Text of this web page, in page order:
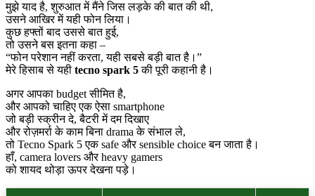
मुझे याद है, शुरुआत में मैंने जिस लड़के की बात की थी,
उसने आखिर में यही फोन लिया।
कुछ हफ्तों बाद उससे बात हुई,
तो उसने बस इतना कहा –
“फोन परेशान नहीं करता, यही सबसे बड़ी बात है।”
मेरे हिसाब से यही tecno spark 5की पूरी कहानी है।
अगर आपका budget सीमित है,
और आपको चाहिए एक ऐसा smartphone
जो बड़ी स्क्रीन दे, बैटरी में दम दिखाए
और रोज़मर्रा के काम बिना drama के संभाल ले,
तो Tecno Spark 5 एक safe और sensible choice बन जाता है।
हाँ, camera lovers और heavy gamers
को शायद थोड़ा ऊपर देखना पड़े।